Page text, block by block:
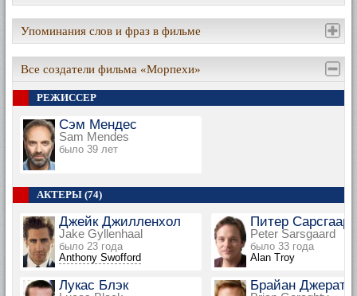
Упоминания слов и фраз в фильме
Все создатели фильма «Морпехи»
РЕЖИССЕР
Сэм Мендес
Sam Mendes
было 39 лет
АКТЕРЫ (74)
Джейк Джилленхол
Jake Gyllenhaal
было 23 года
Anthony Swofford
Питер Сарсгаард
Peter Sarsgaard
было 33 года
Alan Troy
Лукас Блэк Брайан Джерати